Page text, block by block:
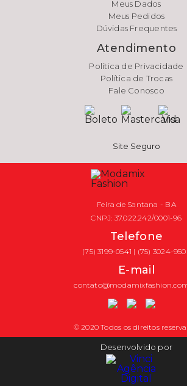
Meus Dados
Meus Pedidos
Dúvidas Frequentes
Atendimento
Política de Privacidade
Política de Trocas
Fale Conosco
Site Seguro
Feira de Santana - BA
CNPJ: 37.022.242/0001-96
Telefone
(75) 3199-0541 | (75) 3024-
E-mail
© 2020 Todos os direitos
Desenvolvido por